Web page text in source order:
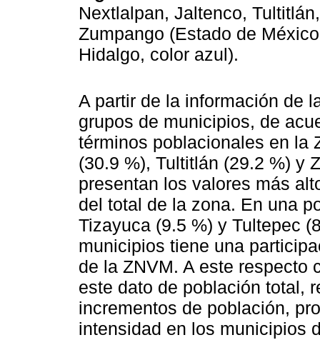
Nextlalpan, Jaltenco,
Zumpango (Estado de
Hidalgo, color azul).
A partir de la información de
grupos de municipios, de
términos poblacionales en la
(30.9 %), Tultitlán (29.2 %) y
presentan los valores más
del total de la zona. En una
Tizayuca (9.5 %) y Tultepec
municipios tiene una
de la ZNVM. A este respecto
este dato de población total,
incrementos de población,
intensidad en los municipios